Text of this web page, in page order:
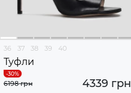
36 37 38 39 40
Туфли
4339 грн
6198 грн